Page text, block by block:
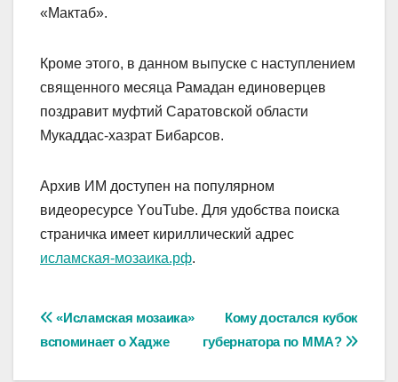
«Мактаб».
Кроме этого, в данном выпуске с наступлением
священного месяца Рамадан единоверцев
поздравит муфтий Саратовской области
Мукаддас-хазрат Бибарсов.
Архив ИМ доступен на популярном
видеоресурсе YоuTube. Для удобства поиска
страничка имеет кириллический адрес
исламская-мозаика.рф.
Навигация
Кому достался кубок
губернатора по ММА?
«Исламская мозаика»
вспоминает о Хадже